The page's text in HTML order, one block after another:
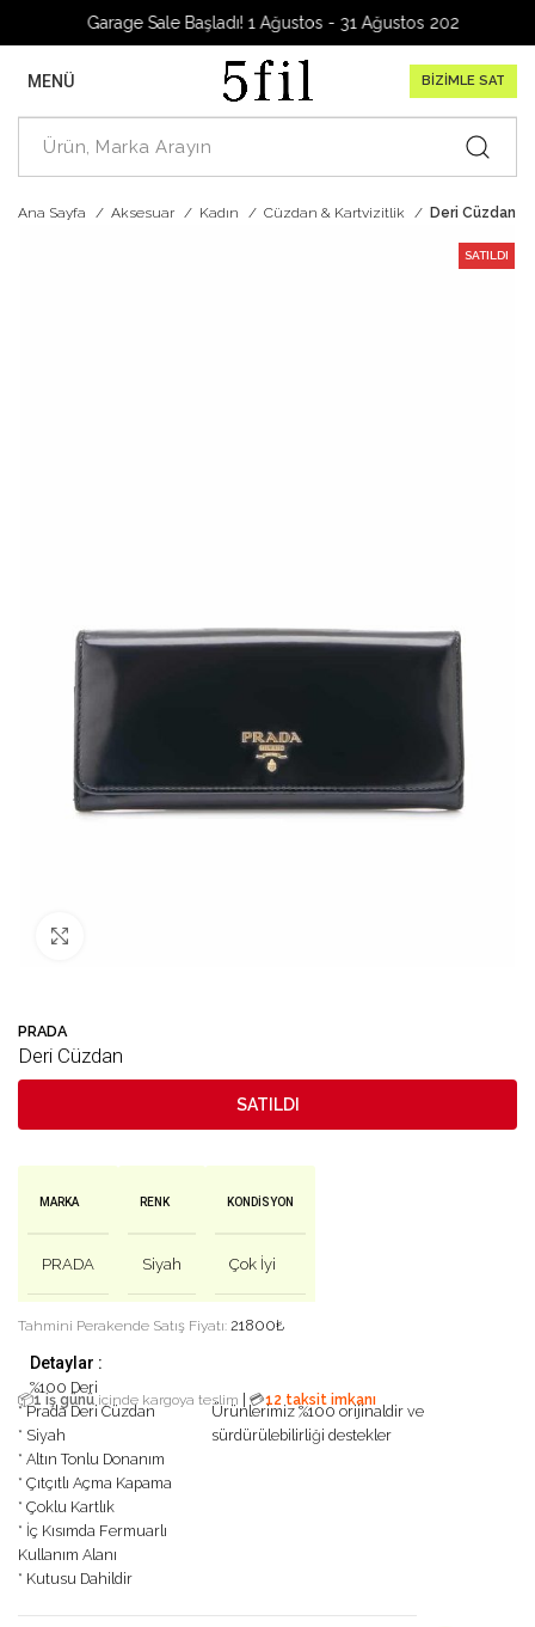
Garage Sale Başladı! 1 Ağustos - 31 Ağustos 2026
MENÜ BİZİMLE SAT
Ana Sayfa Aksesuar Kadın Cüzdan & Kartvizitlik Deri Cüzdan
SATILDI
PRADA
Deri Cüzdan
SATILDI
MARKA
PRADA
RENK
Siyah
KONDISYON
Çok İyi
Tahmini Perakende Satış Fiyatı: 21800₺
Detaylar :
%100 Deri
📦1 iş günü içinde kargoya teslim 💳12 taksit imkanı
* Prada Deri Cüzdan
* Siyah
* Altın Tonlu Donanım
* Çıtçıtlı Açma Kapama
* Çoklu Kartlık
* İç Kısımda Fermuarlı
Kullanım Alanı
* Kutusu Dahildir
Ürünlerimiz %100 orijinaldir ve
sürdürülebilirliği destekler